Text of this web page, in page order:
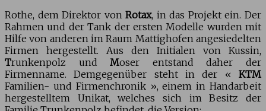
Rothe, dem Direktor vonRotax, in das Projekt ein. Der
Rahmen und der Tank der ersten Modelle wurden mit
Hilfe von anderen im Raum Mattighofen angesiedelten
Firmen hergestellt. Aus den Initialen von Kussin,
Trunkenpolz undMoser entstand daher der
Firmenname. Demgegenüber steht in der « KTM
Familien- und Firmenchronik », einem in Handarbeit
hergestelltem Unikat, welches sich im Besitz der